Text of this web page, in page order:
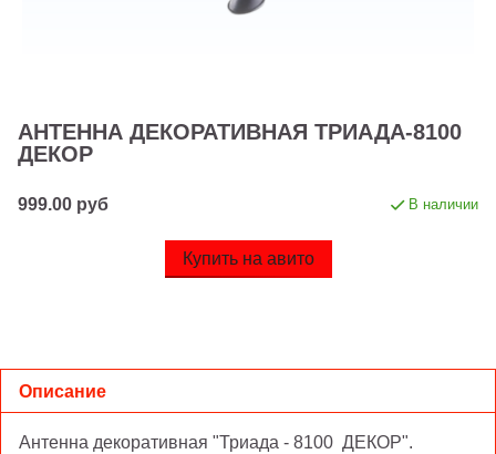
АНТЕННА ДЕКОРАТИВНАЯ ТРИАДА-8100
ДЕКОР
999.00 руб В наличии
Купить на авито
Описание
Антенна декоративная "Триада - 8100 ДЕКОР".